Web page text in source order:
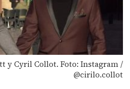
y Cyril Collot. Foto: Instagram /
@cirilo.collot